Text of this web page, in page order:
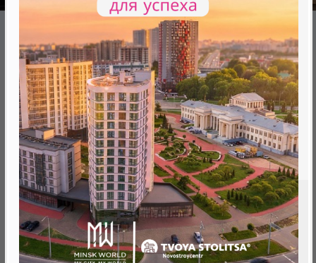
База новостроек Минска «Минск Мир»
25.1 "Сеул", квартал "Азия"
нет в продаже
Минск, Октябрьский, ул. Михаила Савицкого
метро «Ковальская Слобода», 566 м